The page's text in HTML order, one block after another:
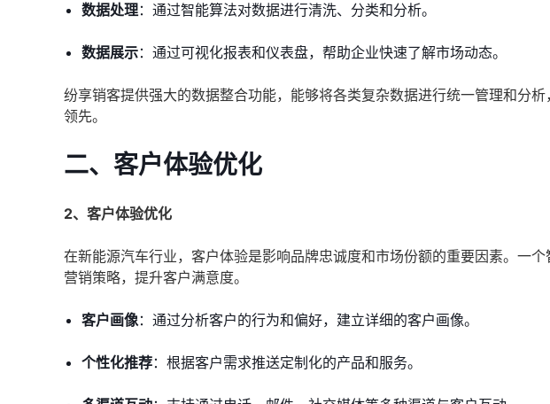
数据处理：通过智能算法对数据进行清洗、分类和分析。
数据展示：通过可视化报表和仪表盘，帮助企业快速了解市场动态。
纷享销客提供强大的数据整合功能，能够将各类复杂数据进行统一管理和分
领先。
二、客户体验优化
2、客户体验优化
在新能源汽车行业，客户体验是影响品牌忠诚度和市场份额的重要因素。一
营销策略，提升客户满意度。
客户画像：通过分析客户的行为和偏好，建立详细的客户画像。
个性化推荐：根据客户需求推送定制化的产品和服务。